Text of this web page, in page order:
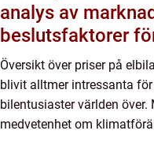
analys av
beslutsfaktorer
Översikt över priser på
blivit alltmer intressanta
bilentusiaster världen över.
medvetenhet om